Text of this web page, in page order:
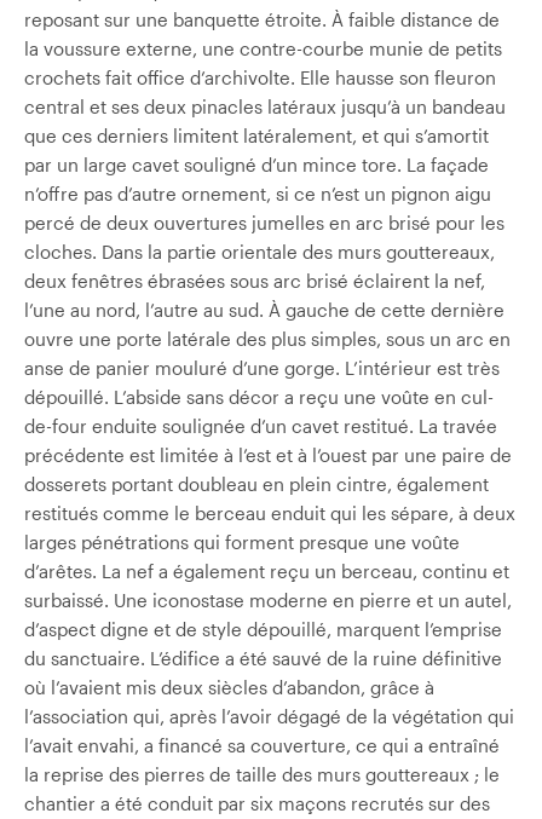
reposant sur une banquette étroite. À faible distance de
la voussure externe, une contre-courbe munie de petits
crochets fait office d’archivolte. Elle hausse son fleuron
central et ses deux pinacles latéraux jusqu’à un bandeau
que ces derniers limitent latéralement, et qui s’amortit
par un large cavet souligné d’un mince tore. La façade
n’offre pas d’autre ornement, si ce n’est un pignon aigu
percé de deux ouvertures jumelles en arc brisé pour les
cloches. Dans la partie orientale des murs gouttereaux,
deux fenêtres ébrasées sous arc brisé éclairent la nef,
l’une au nord, l’autre au sud. À gauche de cette dernière
ouvre une porte latérale des plus simples, sous un arc en
anse de panier mouluré d’une gorge. L’intérieur est très
dépouillé. L’abside sans décor a reçu une voûte en cul-
de-four enduite soulignée d’un cavet restitué. La travée
précédente est limitée à l’est et à l’ouest par une paire de
dosserets portant doubleau en plein cintre, également
restitués comme le berceau enduit qui les sépare, à deux
larges pénétrations qui forment presque une voûte
d’arêtes. La nef a également reçu un berceau, continu et
surbaissé. Une iconostase moderne en pierre et un autel,
d’aspect digne et de style dépouillé, marquent l’emprise
du sanctuaire. L’édifice a été sauvé de la ruine définitive
où l’avaient mis deux siècles d’abandon, grâce à
l’association qui, après l’avoir dégagé de la végétation qui
l’avait envahi, a financé sa couverture, ce qui a entraîné
la reprise des pierres de taille des murs gouttereaux ; le
chantier a été conduit par six maçons recrutés sur des